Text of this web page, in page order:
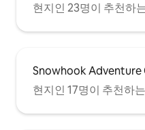
현지인 23명이 추천하
Snowhook Adventure
현지인 17명이 추천하